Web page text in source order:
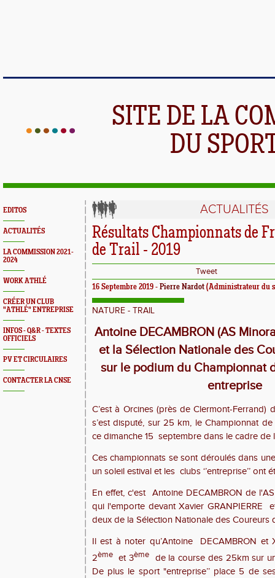
SITE DE LA
DU
EDITOS
ACTUALITÉS
LA COMMISSION 2021-
2024
WORK ATHLÉ
CRÉER UN CLUB
"ATHLÉ" ENTREPRISE
INFOS - Q&R - TEXTES
OFFICIELS
PV ET CIRCULAIRES
CONTACTER LA CNSE
ACTUALITÉS
Résultats Championnats de
de Trail - 2019
Tweet
16 Septembre 2019 - Pierre Nardot (Administrateur du
NATURE - TRAIL
Antoine DECAMBRON (AS
et la Sélection Nationale des
sur le podium du Championnat
entreprise
C’est à Orcines (près de Clermont-Ferrand)
s’est disputé, sur 25 km, le Championnat
ce dimanche 15 septembre dans le cadre de
Ces championnats se sont déroulés dans
un soleil estival et les clubs ‘’entreprise’’ ont
En effet, c'est
Antoine DECAMBRON de
qui l'emporte devant Xavier GRANPIERRE
deux de la Sélection Nationale des Coureurs
Il est à noter qu’Antoine
DECAMBRON et
2ème et 3ème
de la course des 25km sur
De plus le sport "entreprise’’ place 5 de